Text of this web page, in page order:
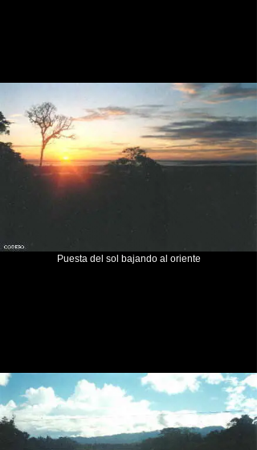
Puesta del sol bajando al oriente